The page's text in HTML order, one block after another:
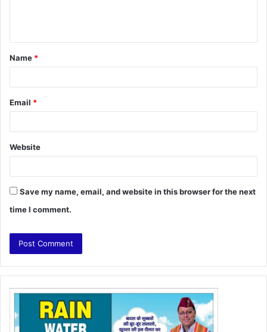
t
*
Name *
Email *
Website
Save my name, email, and website in this browser for the next
time I comment.